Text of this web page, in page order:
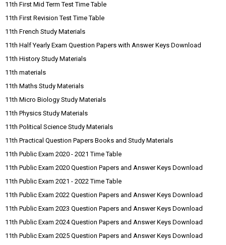
11th First Mid Term Test Time Table
11th First Revision Test Time Table
11th French Study Materials
11th Half Yearly Exam Question Papers with Answer Keys Download
11th History Study Materials
11th materials
11th Maths Study Materials
11th Micro Biology Study Materials
11th Physics Study Materials
11th Political Science Study Materials
11th Practical Question Papers Books and Study Materials
11th Public Exam 2020 - 2021 Time Table
11th Public Exam 2020 Question Papers and Answer Keys Download
11th Public Exam 2021 - 2022 Time Table
11th Public Exam 2022 Question Papers and Answer Keys Download
11th Public Exam 2023 Question Papers and Answer Keys Download
11th Public Exam 2024 Question Papers and Answer Keys Download
11th Public Exam 2025 Question Papers and Answer Keys Download